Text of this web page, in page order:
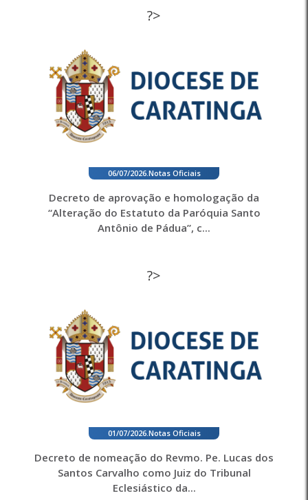
?>
06/07/2026. Notas Oficiais
Decreto de aprovação e homologação da
“Alteração do Estatuto da Paróquia Santo
Antônio de Pádua”, c...
?>
01/07/2026. Notas Oficiais
Decreto de nomeação do Revmo. Pe. Lucas dos
Santos Carvalho como Juiz do Tribunal
Eclesiástico da...